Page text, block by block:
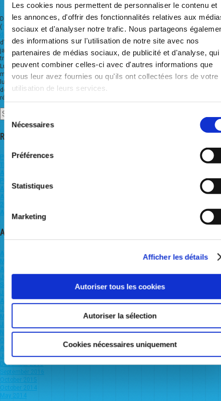
Les cookies nous permettent de personnaliser le contenu et
les annonces, d'offrir des fonctionnalités relatives aux
sociaux et d'analyser notre trafic. Nous partageons
des informations sur l'utilisation de notre site avec nos
partenaires de médias sociaux, de publicité et d'analyse, qui
peuvent combiner celles-ci avec d'autres informations que
vous leur avez fournies ou qu'ils ont collectées lors de votre
utilisation de leurs services.
Sélection
consentement
Nécessaires
Préférences
Statistiques
Marketing
Afficher les détails
Autoriser tous les cookies
Autoriser la sélection
Cookies nécessaires uniquement
Dans sa décision 12/2019 du 16 octobre 2019
( https://www.acer.europa.eu/Official_documents/Acts_of_the_Agency/Pages/
decision.aspx
) l’agence de coopération des régulateurs européens vient
d’approuver le programme d’engagement soumis par BALANSYS en date du 16
janvier 2018 et libère ainsi le chemin pour engager la première intégration
transfrontalière des marchés gaziers en Europe entre la Belgique et le
Luxembourg. BALANSYS qui vise à reprendre au cours du 1ersemestre 2020 la
mission du coordinateur d’équilibre pour l’ensemble de la zone commune belgo-
luxembourgeoise mettra en place tous les efforts nécessaires à la préparation
de la transition commerciale dans un cadre réglementé et approuvé par les
régulateurs des deux pays.
Search
for:
Recent Posts
PUBLIC CONSULTATION ON THE BALANCING FEE FOR NEUTRALITY PURPOSES,
THE VALUES OF SMALL ADJUSTMENTS AND THE INCENTIVIZING FACTOR* 2024
Adjustment of the Market Threshold for the Belux L-zone from June 1st 2023
PUBLIC CONSULTATION ON THE BALANCING FEE FOR NEUTRALITY PURPOSES
AND THE VALUES OF SMALL ADJUSTMENTS 2023
Adjustment of the Market Thresholds for the Belux zones from September 1st
2022
Adjustment of the Market Threshold for the Belux L-zone from 1 October 2021
Archives
August 2023
March 2023
August 2022
July 2022
September 2021
January 2021
August 2020
June 2020
March 2020
January 2020
November 2019
October 2019
August 2019
June 2019
December 2016
September 2016
October 2015
October 2014
May 2014